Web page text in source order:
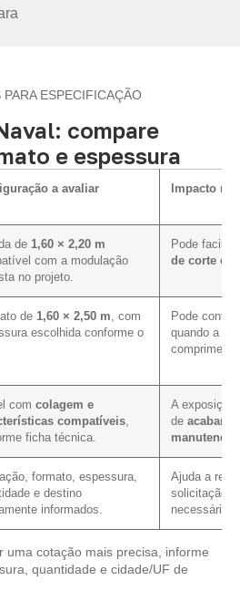
ESPECIFICAÇÃO
compare
e espessura
a avaliar Impacto na
de 1,60 × 2,20 m
com a modulação
no projeto.
Pode
de corte e
de 1,60 × 2,50 m , com
escolhida conforme o
Pode
quando a
com colagem e
compatíveis
ficha técnica.
A exposição
de
manutenção
formato, espessura,
e destino
informados.
Ajuda a
solicitação,
necessário.
uma cotação mais precisa, informe
quantidade e cidade/UF de